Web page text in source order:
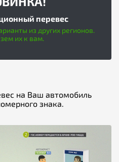
перевес
из других регионов.
их к вам.
на Ваш автомобиль
знака.